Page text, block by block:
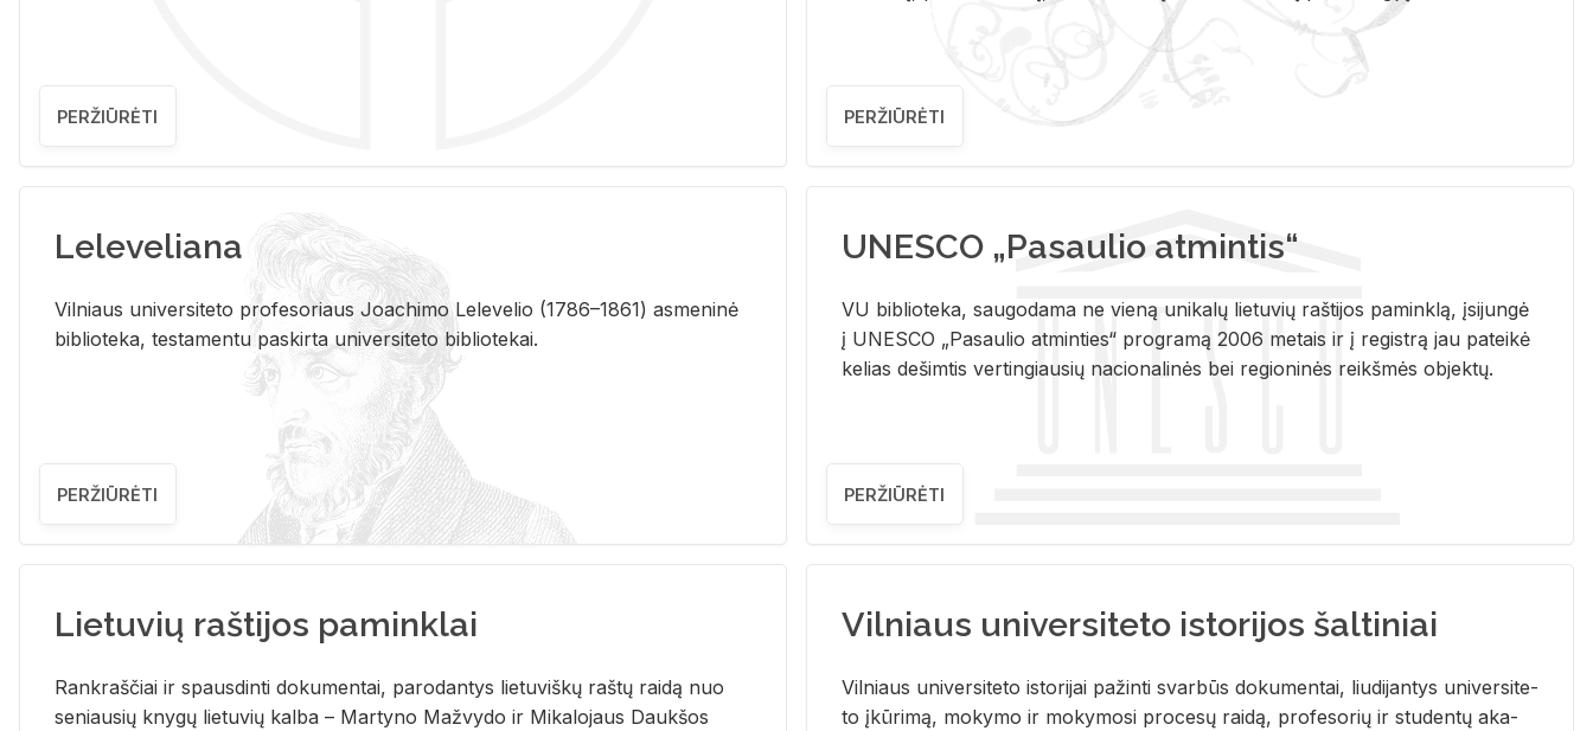
PERŽIŪRĖTI PERŽIŪRĖTI
Leleveliana
Vil­niaus uni­ver­si­te­to pro­fe­so­riaus Jo­a­chi­mo Le­le­ve­lio (1786–1861) as­me­ni­nė
bi­b­lio­te­ka, te­sta­men­tu pa­skir­ta uni­ver­si­te­to bi­b­lio­te­kai.
PERŽIŪRĖTI
UNESCO „Pasaulio atmintis“
VU biblioteka, saugodama ne vieną unikalų lietuvių raštijos paminklą, įsijungė
į UNESCO „Pasaulio atminties“ programą 2006 metais ir į registrą jau pateikė
kelias dešimtis vertingiausių nacionalinės bei regioninės reikšmės objektų.
PERŽIŪRĖTI
Lietuvių raštijos paminklai
Rank­raš­čiai ir spaus­din­ti do­ku­men­tai, pa­ro­dan­tys lie­tu­viš­kų raš­tų rai­dą nuo
se­niau­sių kny­gų lie­tu­vių kal­ba – Mar­ty­no Ma­žvy­do ir Mi­ka­lo­jaus Dauk­šos
Vilniaus universiteto istorijos šaltiniai
Vil­niaus uni­ver­si­te­to is­to­ri­jai pa­žin­ti svar­būs do­ku­men­tai, liu­di­jan­tys uni­ver­si­te­
to įkū­ri­mą, mo­ky­mo ir mo­ky­mo­si pro­ce­sų rai­dą, pro­fe­so­rių ir stu­den­tų aka­